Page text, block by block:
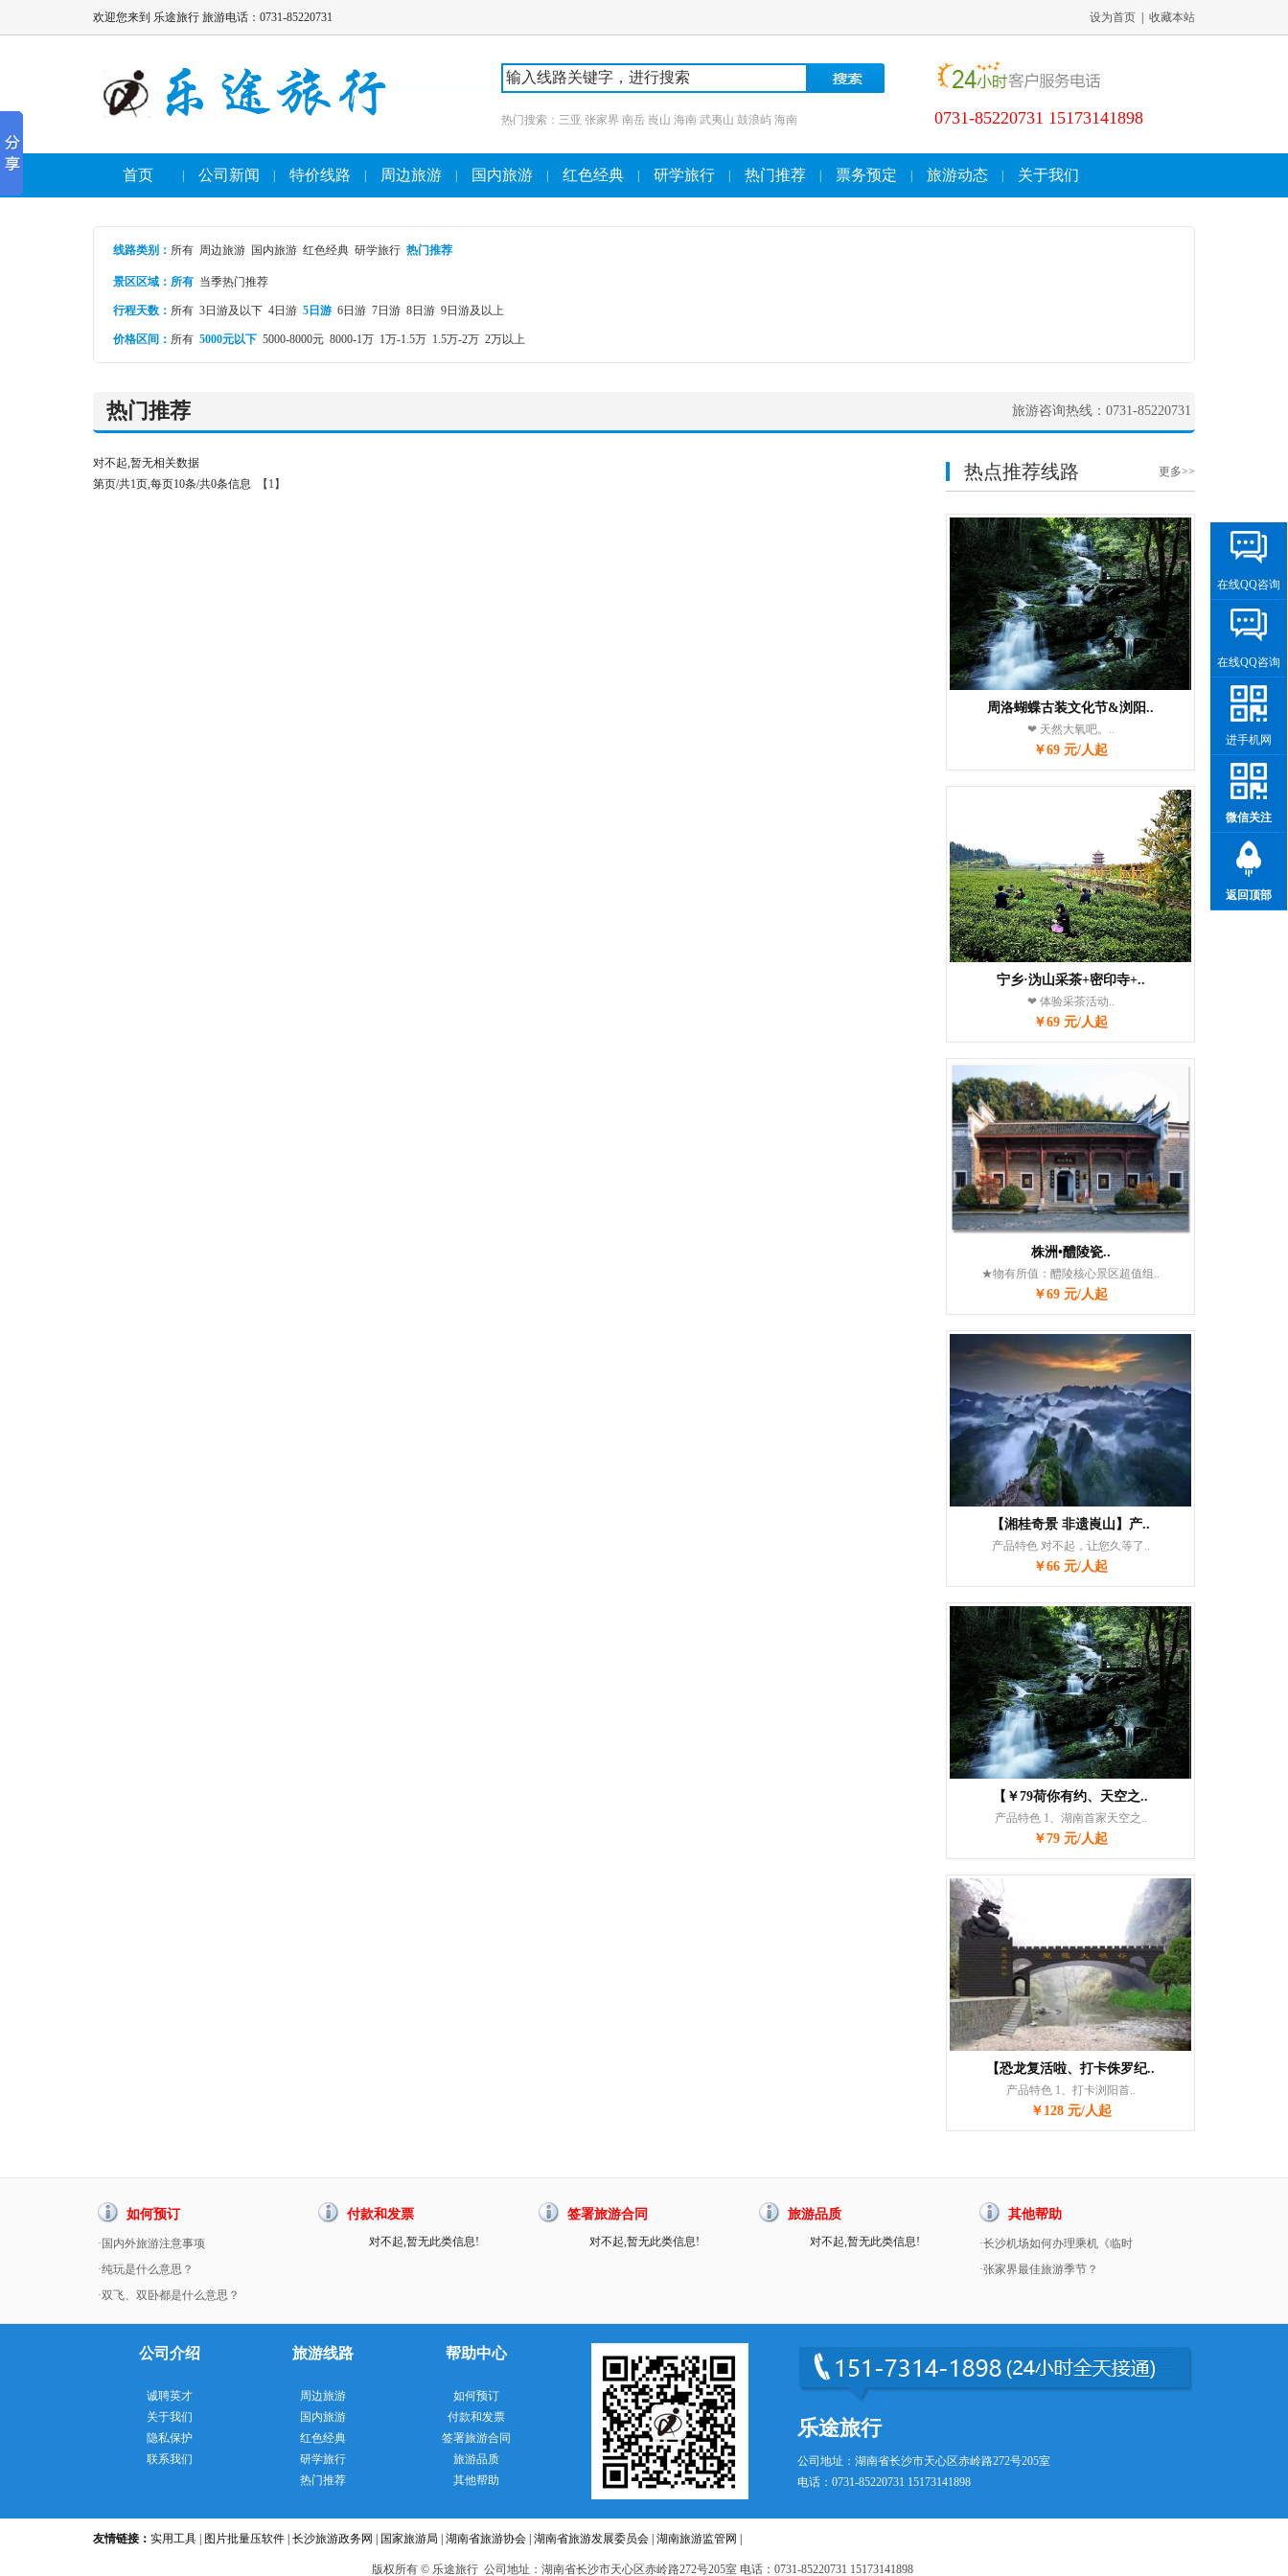
欢迎您来到 乐途旅行 旅游电话：0731-85220731 设为首页 收藏本站
热门搜索： 三亚 张家界 南岳 崀山 海南 武夷山 鼓浪屿 海南 0731-85220731 15173141898
首页 公司新闻 特价线路 周边旅游 国内旅游 红色经典 研学旅行 热门推荐 票务预定 旅游动态 关于我们
线路类别 ： 所有 周边旅游 国内旅游 红色经典 研学旅行 热门推荐
景区区域： 所有 当季热门推荐
行程天数： 所有 3日游及以下 4日游 5日游 6日游 7日游 8日游 9日游及以上
价格区间： 所有 5000元以下 5000-8000元 8000-1万 1万-1.5万 1.5万-2万 2万以上
热门推荐 旅游咨询热线：0731-85220731
对不起,暂无相关数据
第页/共1页,每页10条/共0条信息
【1】
热点推荐线路 更多>>
周洛蝴蝶古装文化节&浏阳..
❤ 天然大氧吧。..
￥69 元/人起
宁乡·沩山采茶+密印寺+..
❤ 体验采茶活动..
￥69 元/人起
株洲•醴陵瓷..
★物有所值：醴陵核心景区超值组..
￥69 元/人起
【湘桂奇景 非遗崀山】产..
产品特色 对不起，让您久等了..
￥66 元/人起
【￥79荷你有约、天空之..
产品特色 1、湖南首家天空之..
￥79 元/人起
【恐龙复活啦、打卡侏罗纪..
产品特色 1、打卡浏阳首..
￥128 元/人起
如何预订
·国内外旅游注意事项
·纯玩是什么意思？
·双飞、双卧都是什么意思？
付款和发票
对不起,暂无此类信息!
签署旅游合同
对不起,暂无此类信息!
旅游品质
对不起,暂无此类信息!
其他帮助
·长沙机场如何办理乘机《临时
·张家界最佳旅游季节？
公司介绍
诚聘英才
关于我们
隐私保护
联系我们
旅游线路
周边旅游
国内旅游
红色经典
研学旅行
热门推荐
帮助中心
如何预订
付款和发票
签署旅游合同
旅游品质
其他帮助
乐途旅行
公司地址：湖南省长沙市天心区赤岭路272号205室
电话：0731-85220731 15173141898
友情链接： 实用工具 图片批量压软件 长沙旅游政务网 国家旅游局 湖南省旅游协会 湖南省旅游发展委员会 湖南旅游监管网
版权所有 © 乐途旅行 公司地址：湖南省长沙市天心区赤岭路272号205室 电话：0731-85220731 15173141898
在线QQ咨询
在线QQ咨询
进手机网
微信关注
返回顶部